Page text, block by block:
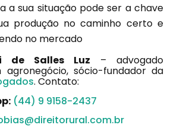
a sua situação pode ser a chave
produção no caminho certo e
no mercado
de Salles Luz – advogado
agronegócio, sócio-fundador da
. Contato:
(44) 9 9158-2437